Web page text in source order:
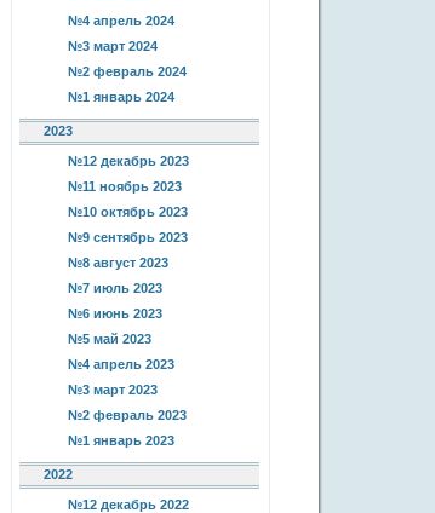
№4 апрель 2024
№3 март 2024
№2 февраль 2024
№1 январь 2024
2023
№12 декабрь 2023
№11 ноябрь 2023
№10 октябрь 2023
№9 сентябрь 2023
№8 август 2023
№7 июль 2023
№6 июнь 2023
№5 май 2023
№4 апрель 2023
№3 март 2023
№2 февраль 2023
№1 январь 2023
2022
№12 декабрь 2022